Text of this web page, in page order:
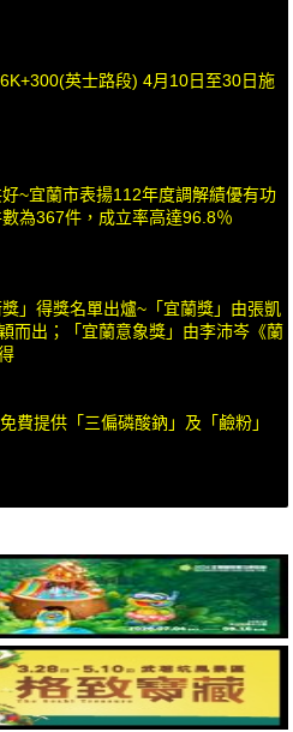
英士路段) 4月10日至30日施
~宜蘭市表揚112年度調解績優有功
為367件，成立率高達96.8％
獎」得獎名單出爐~「宜蘭獎」由張凱
而出；「宜蘭意象獎」由李沛岑《蘭
費提供「三偏磷酸鈉」及「鹼粉」